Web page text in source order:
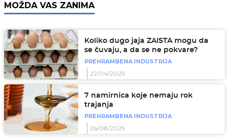
MOŽDA VAS ZANIMA
Koliko dugo jaja ZAISTA mogu da
se čuvaju, a da se ne pokvare?
PREHRAMBENA INDUSTRIJA
22/04/2025
7 namirnica koje nemaju rok
trajanja
PREHRAMBENA INDUSTRIJA
26/08/2025